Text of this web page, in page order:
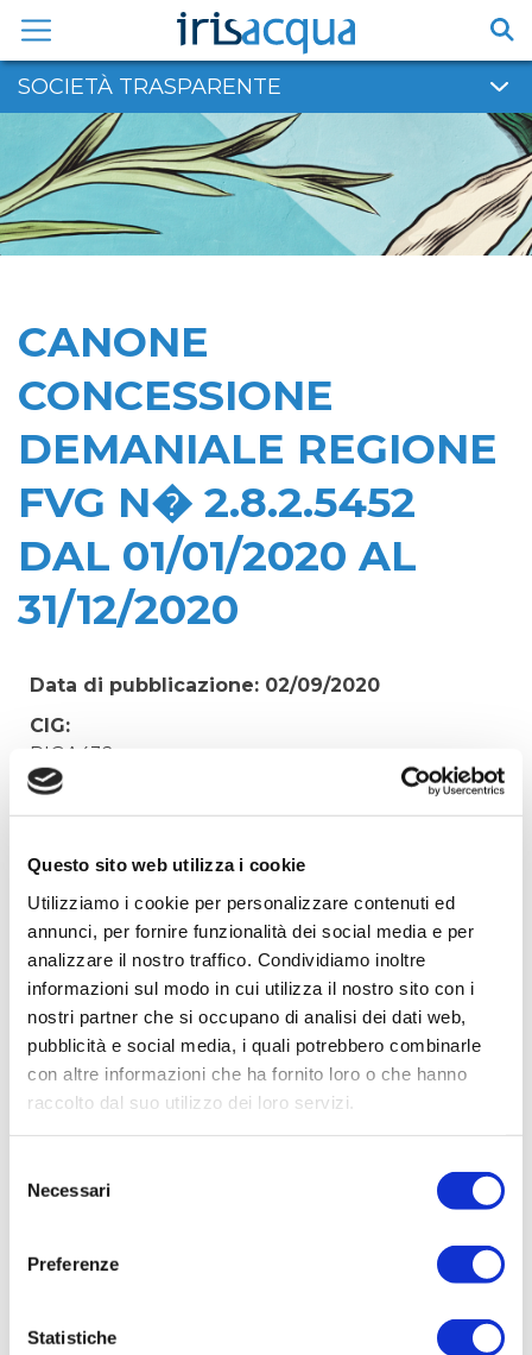
Questo sito web utilizza i cookie
Utilizziamo i cookie per personalizzare contenuti ed
annunci, per fornire funzionalità dei social media e per
analizzare il nostro traffico. Condividiamo inoltre
informazioni sul modo in cui utilizza il nostro sito con i
nostri partner che si occupano di analisi dei dati web,
pubblicità e social media, i quali potrebbero combinarle
con altre informazioni che ha fornito loro o che hanno
raccolto dal suo utilizzo dei loro servizi.
delNecessari
Preferenze
Statistiche
contenuto
SOCIETÀ TRASPARENTE
CANONE
CONCESSIONE
DEMANIALE REGIONE
FVG N� 2.8.2.5452
DAL 01/01/2020 AL
31/12/2020
Data di pubblicazione: 02/09/2020
CIG:
RIGA432
Struttura proponente:
'Irisacqua srl P.I./C.F. 01070220312. - Ufficio
Oggetto:
CANONE CONCESSIONE DEMANIALE REGIONE
FVG N� 2.8.2.5452 DAL 01/01/2020 AL 31/12/2020
Elenco operatori invitati:
Codice Fiscale:
Procedura di scelta:
Affidamento ai sensi del Regolamento Generale
- cod. fisc.
318,2000
pronta